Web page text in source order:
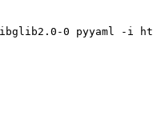
2 . 0 -0